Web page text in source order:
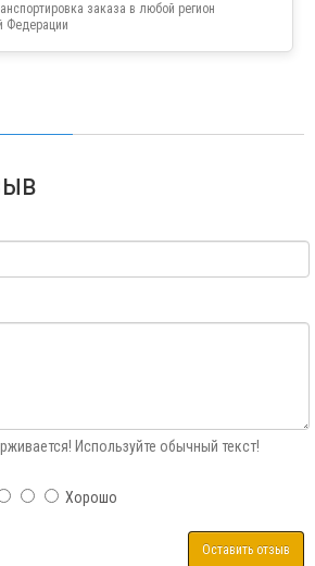
заказа в любой регион
Федерации
Используйте обычный текст!
Хорошо
Оставить отзыв